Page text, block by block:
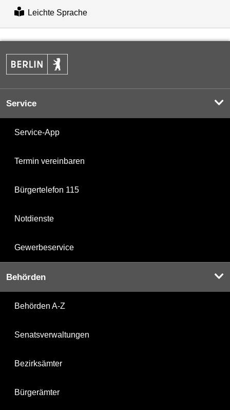
Leichte Sprache
Service
Service-App
Termin vereinbaren
Bürgertelefon 115
Notdienste
Gewerbeservice
Behörden
Behörden A-Z
Senatsverwaltungen
Bezirksämter
Bürgerämter